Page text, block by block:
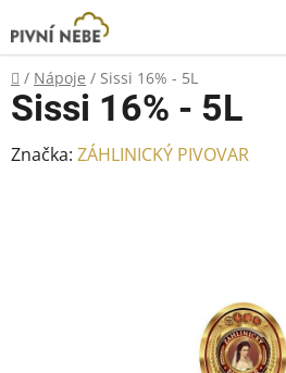
na
obsah
Domů
/ Nápoje / Sissi 16% - 5L
Sissi 16% - 5L
Značka: ZÁHLINICKÝ PIVOVAR